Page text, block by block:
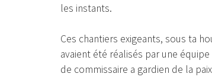
les instants.
Ces chantiers exigeants, sous ta
avaient été réalisés par une
de commissaire a gardien de la